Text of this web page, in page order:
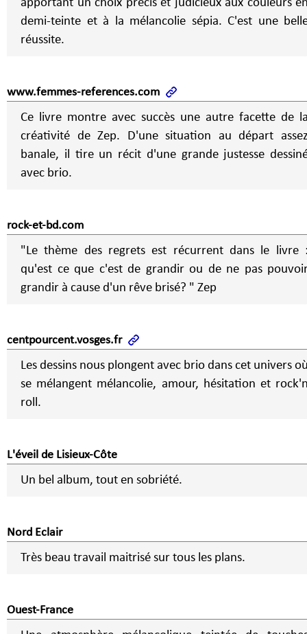
apportant un choix précis et judicieux aux couleurs
demi-teinte et à la mélancolie sépia. C'est une
réussite.
www.femmes-references.com
Ce livre montre avec succès une autre facette de
créativité de Zep. D'une situation au départ
banale, il tire un récit d'une grande justesse
avec brio.
rock-et-bd.com
"Le thème des regrets est récurrent dans le livre
qu'est ce que c'est de grandir ou de ne pas
grandir à cause d'un rêve brisé? " Zep
centpourcent.vosges.fr
Les dessins nous plongent avec brio dans cet univers
se mélangent mélancolie, amour, hésitation et
roll.
L'éveil de Lisieux-Côte
Un bel album, tout en sobriété.
Nord Eclair
Très beau travail maitrisé sur tous les plans.
Ouest-France